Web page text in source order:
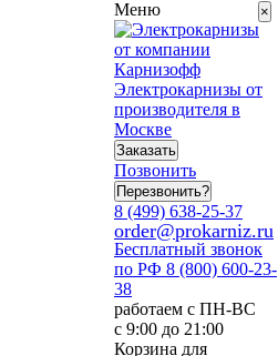
Меню
Электрокарнизы от
производителя в
Москве
Заказать
Позвонить
Перезвонить?
8 (499) 638-25-37
order@prokarniz.ru
Бесплатный звонок
по РФ 8 (800) 600-23-
38
работаем с ПН-ВС
с 9:00 до 21:00
Корзина для
×